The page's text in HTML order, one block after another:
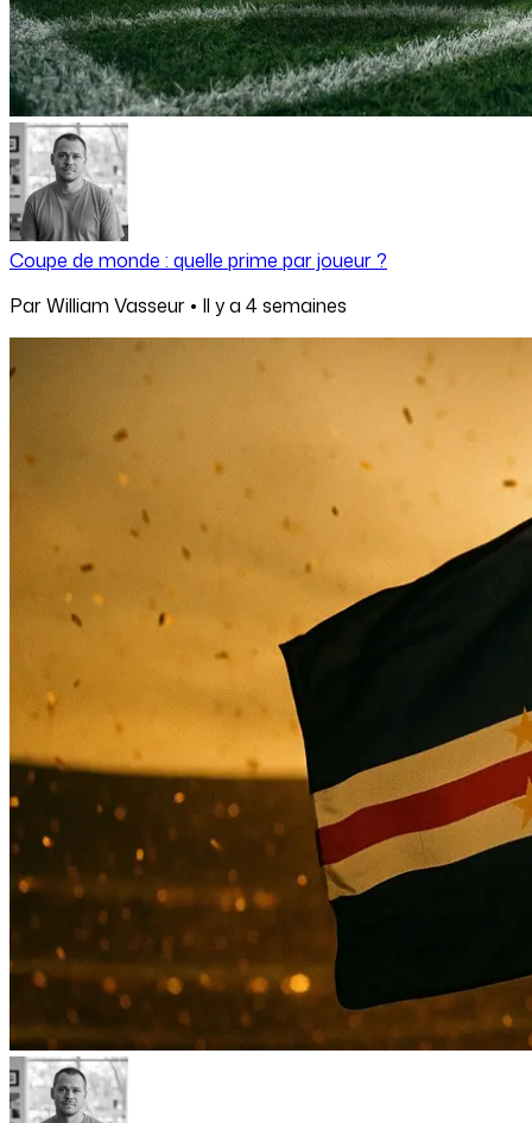
Coupe de monde : quelle prime par joueur ?
ParWilliam Vasseur • Il y a 4 semaines